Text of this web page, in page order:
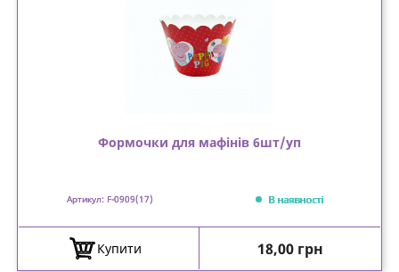
Формочки для мафінів 6шт/уп
Артикул: F-0909(17) В наявності
Купити Ціна
18,00 грн